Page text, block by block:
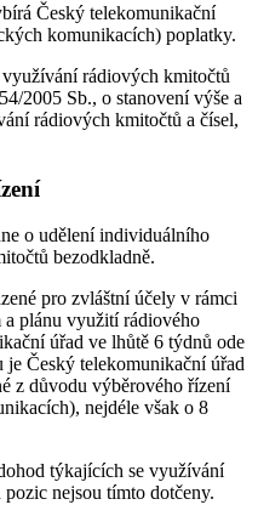
Český telekomunikační
komunikacích) poplatky.
rádiových kmitočtů
2005 Sb., o stanovení výše a
rádiových kmitočtů a čísel,
o udělení individuálního
bezodkladně.
pro zvláštní účely v rámci
plánu využití rádiového
úřad ve lhůtě 6 týdnů ode
je Český telekomunikační úřad
z důvodu výběrového řízení
nejdéle však o 8
týkajících se využívání
nejsou tímto dotčeny.